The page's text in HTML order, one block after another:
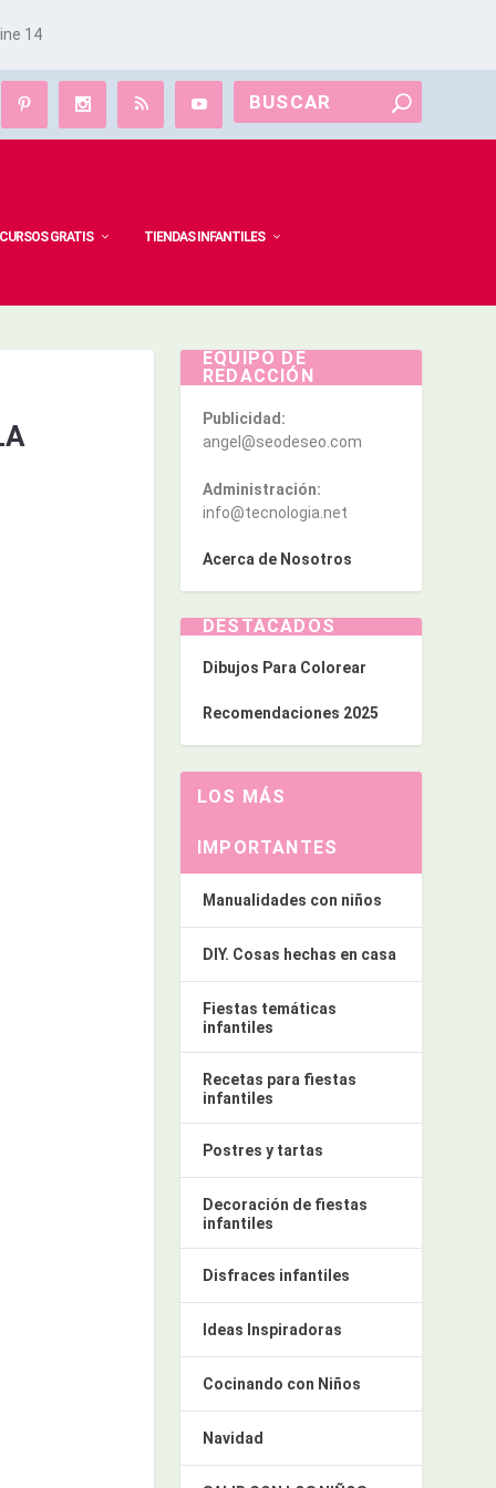
14
GRATIS TIENDAS INFANTILES
EQUIPO DE
REDACCIÓN
Publicidad:
angel@seodeseo.com
Administración:
info@tecnologia.net
Acerca de Nosotros
DESTACADOS
Dibujos Para Colorear
Recomendaciones 2025
LOS MÁS
IMPORTANTES
Manualidades con niños
DIY. Cosas hechas en casa
Fiestas temáticas
infantiles
Recetas para fiestas
infantiles
Postres y tartas
Decoración de fiestas
infantiles
Disfraces infantiles
Ideas Inspiradoras
Cocinando con Niños
Navidad